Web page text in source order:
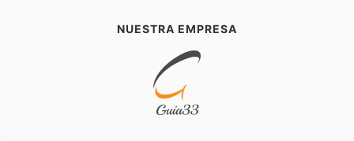
NUESTRA EMPRESA